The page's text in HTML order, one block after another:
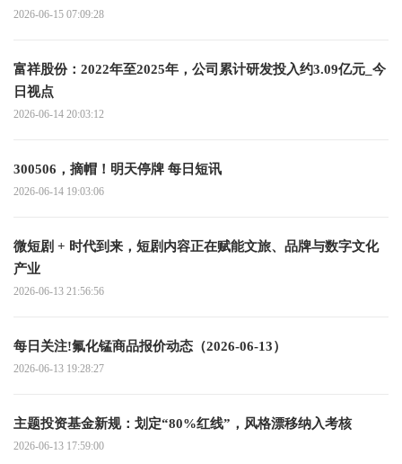
2026-06-15 07:09:28
富祥股份：2022年至2025年，公司累计研发投入约3.09亿元_今
日视点
2026-06-14 20:03:12
300506，摘帽！明天停牌 每日短讯
2026-06-14 19:03:06
微短剧 + 时代到来，短剧内容正在赋能文旅、品牌与数字文化
产业
2026-06-13 21:56:56
每日关注!氟化锰商品报价动态（2026-06-13）
2026-06-13 19:28:27
主题投资基金新规：划定“80%红线”，风格漂移纳入考核
2026-06-13 17:59:00